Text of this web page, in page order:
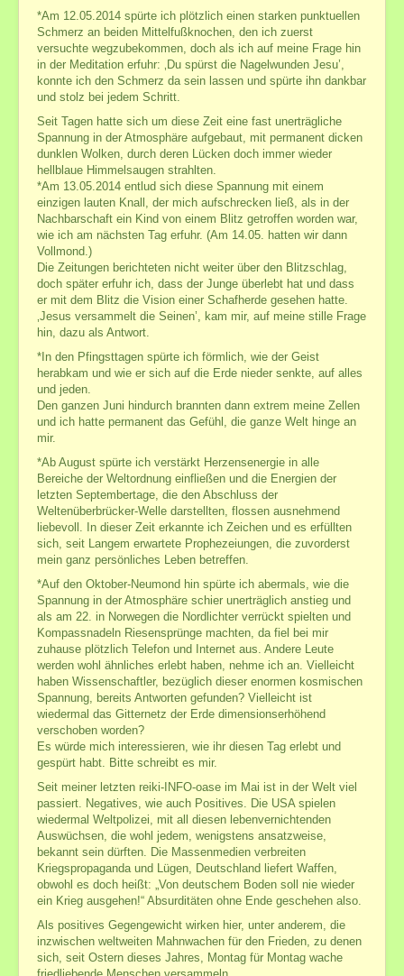
Geistiges Heilen
GGAB - Ganzheitliche Geistige Aufrichtung und
Begradigung
ATLAS-Wirbel Korrektur
weitere heilsame Systeme ...
Meditation
Meditation
Meditations-Kurse
Meditation z. Öffnung v. Herz u. Geistes-Verstand
meine Meditationen und Übungen
Galerie des Lebens
Impressionen
Chakras der Neuen Zeit sowie traditionelle
Engel
Lichtnahrung
Meditationen
Meditationen zur Kraft der Liebe
Friedenslicht
Geschenke aus meiner Schatzkiste
Bücherliste
*Am 12.05.2014 spürte ich plötzlich einen starken punktuellen
Schmerz an beiden Mittelfußknochen, den ich zuerst
versuchte wegzubekommen, doch als ich auf meine Frage hin
in der Meditation erfuhr: ‚Du spürst die Nagelwunden Jesu’,
konnte ich den Schmerz da sein lassen und spürte ihn dankbar
und stolz bei jedem Schritt.
Seit Tagen hatte sich um diese Zeit eine fast unerträgliche
Spannung in der Atmosphäre aufgebaut, mit permanent dicken
dunklen Wolken, durch deren Lücken doch immer wieder
hellblaue Himmelsaugen strahlten.
*Am 13.05.2014 entlud sich diese Spannung mit einem
einzigen lauten Knall, der mich aufschrecken ließ, als in der
Nachbarschaft ein Kind von einem Blitz getroffen worden war,
wie ich am nächsten Tag erfuhr. (Am 14.05. hatten wir dann
Vollmond.)
Die Zeitungen berichteten nicht weiter über den Blitzschlag,
doch später erfuhr ich, dass der Junge überlebt hat und dass
er mit dem Blitz die Vision einer Schafherde gesehen hatte.
‚Jesus versammelt die Seinen’, kam mir, auf meine stille Frage
hin, dazu als Antwort.
*In den Pfingsttagen spürte ich förmlich, wie der Geist
herabkam und wie er sich auf die Erde nieder senkte, auf alles
und jeden.
Den ganzen Juni hindurch brannten dann extrem meine Zellen
und ich hatte permanent das Gefühl, die ganze Welt hinge an
mir.
*Ab August spürte ich verstärkt Herzensenergie in alle
Bereiche der Weltordnung einfließen und die Energien der
letzten Septembertage, die den Abschluss der
Weltenüberbrücker-Welle darstellten, flossen ausnehmend
liebevoll. In dieser Zeit erkannte ich Zeichen und es erfüllten
sich, seit Langem erwartete Prophezeiungen, die zuvorderst
mein ganz persönliches Leben betreffen.
*Auf den Oktober-Neumond hin spürte ich abermals, wie die
Spannung in der Atmosphäre schier unerträglich anstieg und
als am 22. in Norwegen die Nordlichter verrückt spielten und
Kompassnadeln Riesensprünge machten, da fiel bei mir
zuhause plötzlich Telefon und Internet aus. Andere Leute
werden wohl ähnliches erlebt haben, nehme ich an. Vielleicht
haben Wissenschaftler, bezüglich dieser enormen kosmischen
Spannung, bereits Antworten gefunden? Vielleicht ist
wiedermal das Gitternetz der Erde dimensionserhöhend
verschoben worden?
Es würde mich interessieren, wie ihr diesen Tag erlebt und
gespürt habt. Bitte schreibt es mir.
Seit meiner letzten reiki-INFO-oase im Mai ist in der Welt viel
passiert. Negatives, wie auch Positives. Die USA spielen
wiedermal Weltpolizei, mit all diesen lebenvernichtenden
Auswüchsen, die wohl jedem, wenigstens ansatzweise,
bekannt sein dürften. Die Massenmedien verbreiten
Kriegspropaganda und Lügen, Deutschland liefert Waffen,
obwohl es doch heißt: „Von deutschem Boden soll nie wieder
ein Krieg ausgehen!“ Absurditäten ohne Ende geschehen also.
Als positives Gegengewicht wirken hier, unter anderem, die
inzwischen weltweiten Mahnwachen für den Frieden, zu denen
sich, seit Ostern dieses Jahres, Montag für Montag wache